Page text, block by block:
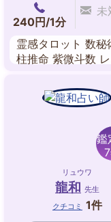
240円/1分
未
霊感タロット 数秘
柱推命 紫微斗数
判断 ルノルマンカ
鑑
リュウワ
龍和 先生
クチコミ 1件